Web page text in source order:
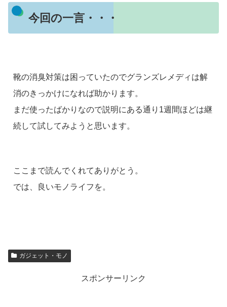
今回の一言・・・
靴の消臭対策は困っていたのでグランズレメディは解
消のきっかけになれば助かります。
まだ使ったばかりなので説明にある通り1週間ほどは継
続して試してみようと思います。
ここまで読んでくれてありがとう。
では、良いモノライフを。
ガジェット・モノ
スポンサーリンク